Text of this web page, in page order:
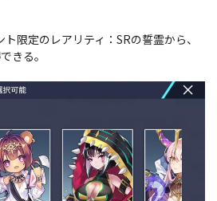
限定のレアリティ：SRの誓霊から、
きる。